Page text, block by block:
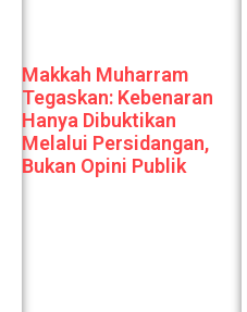
Makkah Muharram
Tegaskan: Kebenaran
Hanya Dibuktikan
Melalui Persidangan,
Bukan Opini Publik